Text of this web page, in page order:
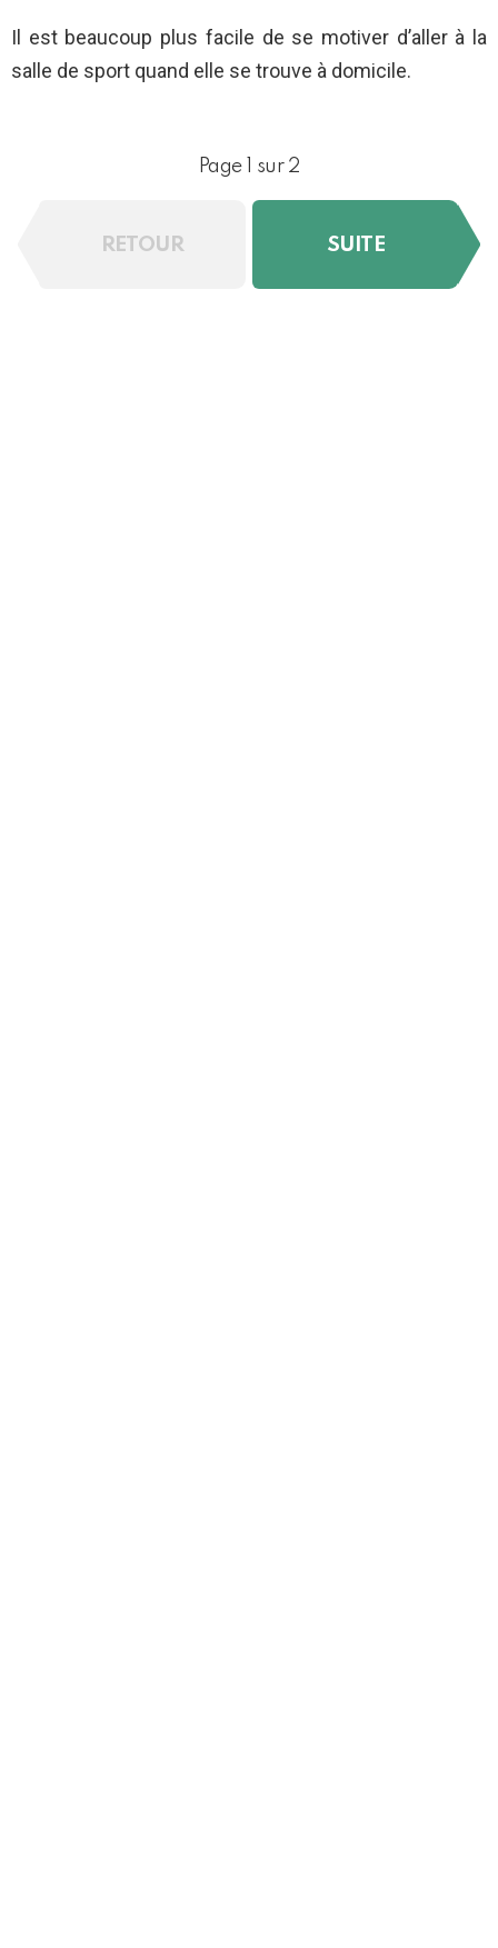
Il est beaucoup plus facile de se motiver d’aller à la
salle de sport quand elle se trouve à domicile.
Page 1 sur 2
RETOUR SUITE